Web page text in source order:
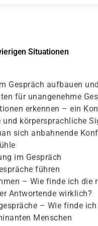
Situationen
Gespräch aufbauen
für unangenehme
erkennen – ein
und körpersprachliche
sich anbahnende
im Gespräch
führen
– Wie finde ich die
Antwortende wirklich?
– Wie finde
Menschen